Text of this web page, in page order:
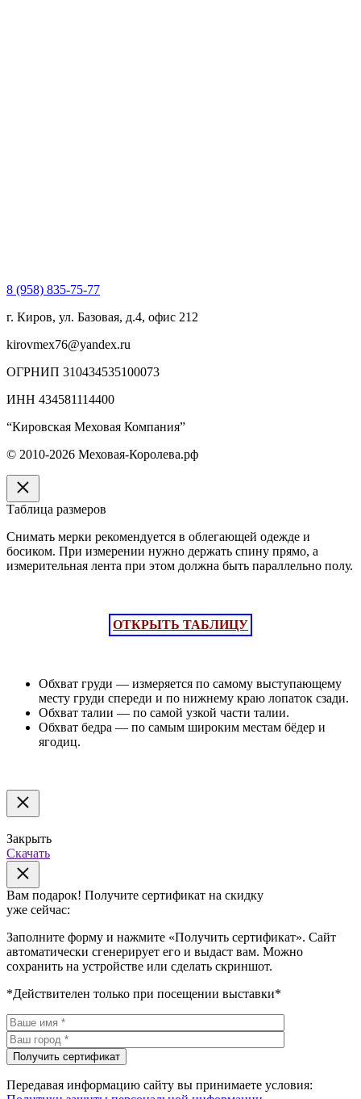
8 (958) 835-75-77
г. Киров, ул. Базовая, д.4, офис 212
kirovmex76@yandex.ru
ОГРНИП 310434535100073
ИНН 434581114400
“Кировская Меховая Компания”
© 2010-2026 Меховая-Королева.рф
Таблица размеров
Снимать мерки рекомендуется в облегающей одежде и
босиком. При измерении нужно держать спину прямо, а
измерительная лента при этом должна быть параллельно полу.
ОТКРЫТЬ ТАБЛИЦУ
Обхват груди — измеряется по самому выступающему
месту груди спереди и по нижнему краю лопаток сзади.
Обхват талии — по самой узкой части талии.
Обхват бедра — по самым широким местам бёдер и
ягодиц.
Закрыть
Скачать
Вам подарок! Получите сертификат на скидку
уже сейчас:
Заполните форму и нажмите «Получить сертификат». Сайт
автоматически сгенерирует его и выдаст вам. Можно
сохранить на устройстве или сделать скриншот.
*Действителен только при посещении выставки*
Передавая информацию сайту вы принимаете условия: